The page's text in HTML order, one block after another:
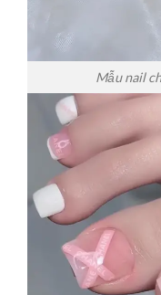
Mẫu nail